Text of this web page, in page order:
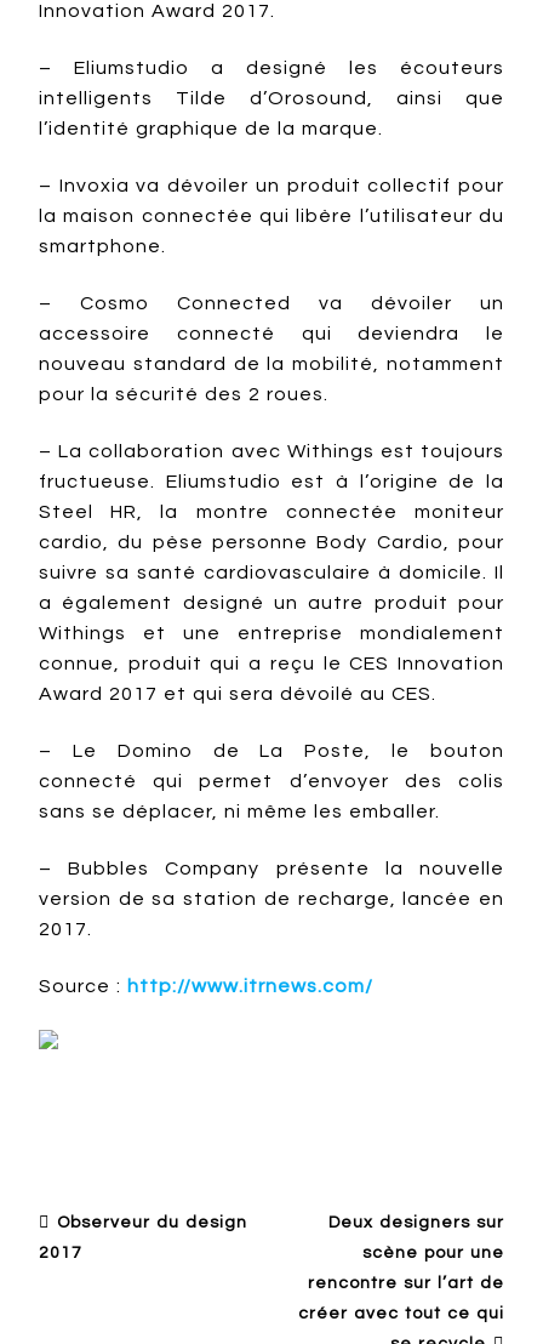
Innovation Award 2017.
– Eliumstudio a designé les écouteurs
intelligents Tilde d’Orosound, ainsi que
l’identité graphique de la marque.
– Invoxia va dévoiler un produit collectif pour
la maison connectée qui libère l’utilisateur du
smartphone.
– Cosmo Connected va dévoiler un
accessoire connecté qui deviendra le
nouveau standard de la mobilité, notamment
pour la sécurité des 2 roues.
– La collaboration avec Withings est toujours
fructueuse. Eliumstudio est à l’origine de la
Steel HR, la montre connectée moniteur
cardio, du pèse personne Body Cardio, pour
suivre sa santé cardiovasculaire à domicile. Il
a également designé un autre produit pour
Withings et une entreprise mondialement
connue, produit qui a reçu le CES Innovation
Award 2017 et qui sera dévoilé au CES.
– Le Domino de La Poste, le bouton
connecté qui permet d’envoyer des colis
sans se déplacer, ni même les emballer.
– Bubbles Company présente la nouvelle
version de sa station de recharge, lancée en
2017.
Source : http://www.itrnews.com/
Observeur du design
2017
Deux designers sur
scène pour une
rencontre sur l’art de
créer avec tout ce qui